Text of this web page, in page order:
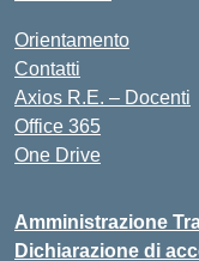
Orientamento
Contatti
Axios R.E. – Docenti
Office 365
One Drive
Amministrazione
Dichiarazione di